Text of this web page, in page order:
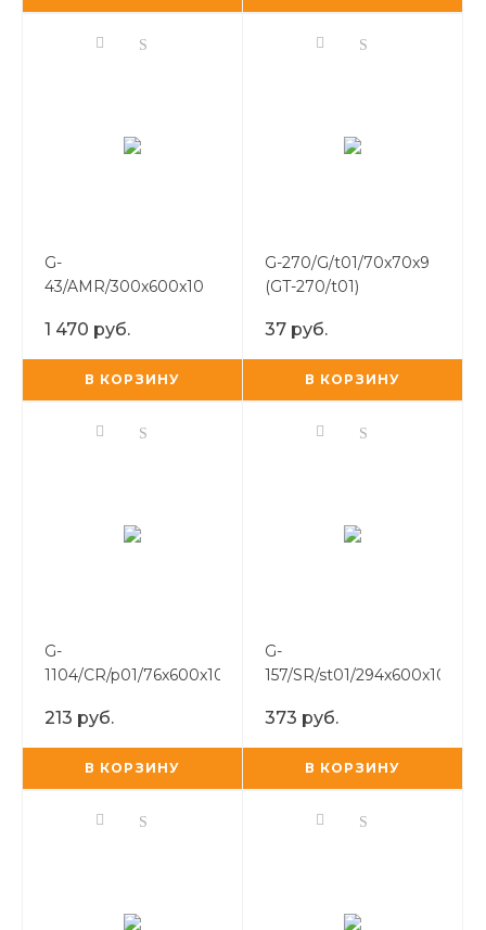
G-
43/AMR/300x600x10
1 470 руб.
В КОРЗИНУ
G-270/G/t01/70x70x9
(GT-270/t01)
37 руб.
В КОРЗИНУ
G-
1104/CR/p01/76x600x10
213 руб.
В КОРЗИНУ
G-
157/SR/st01/294x600x10
373 руб.
В КОРЗИНУ